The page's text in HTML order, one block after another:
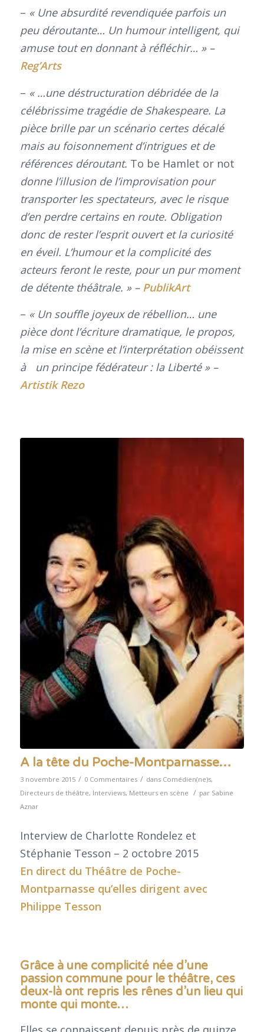
– « Une absurdité revendiquée parfois un
peu déroutante… Un humour intelligent, qui
amuse tout en donnant à réfléchir… » –
Reg’Arts
– « …une déstructuration débridée de la
célébrissime tragédie de Shakespeare. La
pièce brille par un scénario certes décalé
mais au foisonnement d’intrigues et de
références déroutant. To be Hamlet or not
donne l’illusion de l’improvisation pour
transporter les spectateurs, avec le risque
d’en perdre certains en route. Obligation
donc de rester l’esprit ouvert et la curiosité
en éveil. L’humour et la complicité des
acteurs feront le reste, pour un pur moment
de détente théâtrale. » – PublikArt
– « Un souffle joyeux de rébellion… une
pièce dont l’écriture dramatique, le propos,
la mise en scène et l’interprétation obéissent
à un principe fédérateur : la Liberté » –
Artistik Rezo
A la tête du Poche-Montparnasse…
3 novembre 2015 / 0 Commentaires / dans Comédien(ne)s,
Directeurs de théâtre, Interviews, Metteurs en scène / par Sabine
Aznar
Interview de Charlotte Rondelez et
Stéphanie Tesson – 2 octobre 2015
En direct du Théâtre de Poche-
Montparnasse qu’elles dirigent avec
Philippe Tesson
Grâce à une complicité née d’une
passion commune pour le théâtre, ces
deux-là ont repris les rênes d’un lieu qui
monte qui monte…